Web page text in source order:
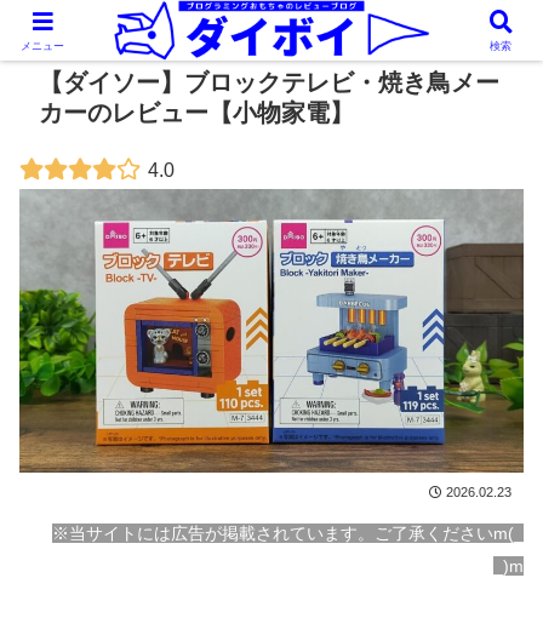
【ダイソー】ブロックテレビ・焼き鳥メー
カーのレビュー【小物家電】
4.0
2026.02.23
※当サイトには広告が掲載されています。ご了承くださいm(_
_)m
メニュー 検索